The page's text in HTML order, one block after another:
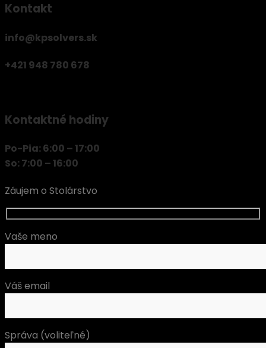
Kontakt
info@kpsolvers.sk
+421 948 780 678
Kontaktné hodiny
Po-Pia:6:00 – 17:00
So:7:00 – 16:00
Záujem o Stolárstvo
Vaše meno
Váš email
Správa (voliteľné)